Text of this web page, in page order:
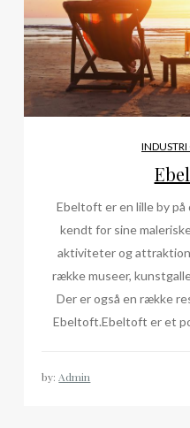
Ebeltoft er en lille by
kendt for sine
aktiviteter og
række museer,
Der er også en række
Ebeltoft.Ebeltoft er et
by:Admin